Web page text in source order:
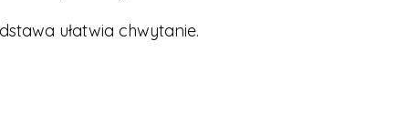
ułatwia chwytanie.